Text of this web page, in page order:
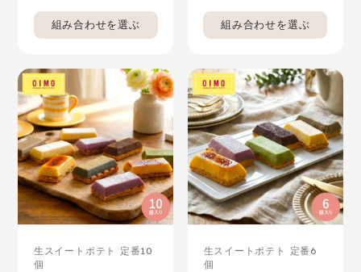
組み合わせを選ぶ 組み合わせを選ぶ
生スイートポテト 定番10
個
生スイートポテト 定番6
個